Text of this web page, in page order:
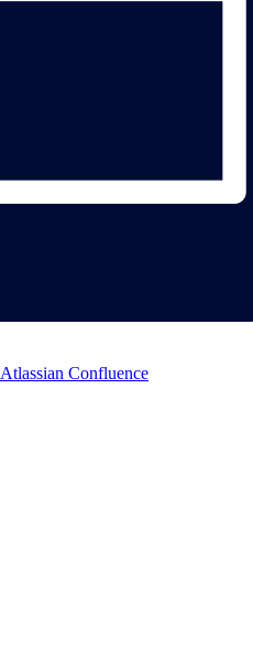
Atlassian Confluence